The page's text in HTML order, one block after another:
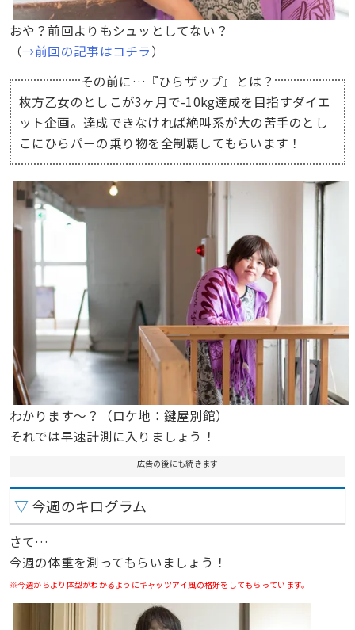
おや？前回よりもシュッとしてない？
（→前回の記事はコチラ）
その前に…『ひらザップ』とは？
枚方乙女のとしこが3ヶ月で-10kg達成を目指すダイエ
ット企画。達成できなければ絶叫系が大の苦手のとし
こにひらパーの乗り物を全制覇してもらいます！
わかります〜？（ロケ地：鍵屋別館）
それでは早速計測に入りましょう！
広告の後にも続きます
▽今週のキログラム
さて…
今週の体重を測ってもらいましょう！
※今週からより体型がわかるようにキャッツアイ風の格好をしてもらっています。